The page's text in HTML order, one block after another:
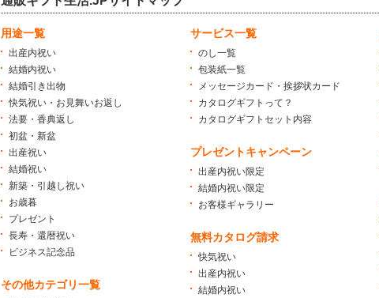
用途一覧
出産内祝い
結婚内祝い
結婚引き出物
快気祝い・お見舞いお返し
法要・香典返し
初盆・新盆
出産祝い
結婚祝い
新築・引越し祝い
お歳暮
プレゼント
長寿・還暦祝い
ビジネス記念品
その他カテゴリ一覧
サービス一覧
のし一覧
包装紙一覧
メッセージカード・挨拶状カード
カタログギフトって？
カタログギフトセット内容
プレゼントキャンペーン
出産内祝い限定
結婚内祝い限定
お客様ギャラリー
無料カタログ請求
快気祝い
出産内祝い
結婚内祝い